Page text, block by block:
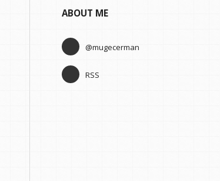
ABOUT ME
@mugecerman
RSS